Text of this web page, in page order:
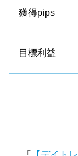
獲得pips
目標利益